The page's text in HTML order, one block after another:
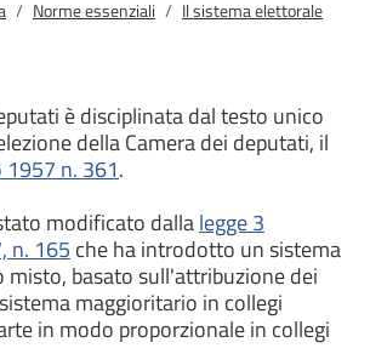
Norme essenziali Il sistema elettorale
è disciplinata dal testo unico
della Camera dei deputati, il
1957 n. 361.
modificato dallalegge 3
n. 165 che ha introdotto un sistema
misto, basato sull'attribuzione dei
maggioritario in collegi
in modo proporzionale in collegi